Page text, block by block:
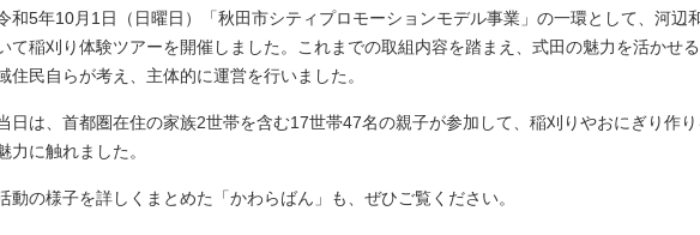
和5年10月1日（日曜日）「秋田市シティプロモーションモデル事業」の一環として、河辺
て稲刈り体験ツアーを開催しました。これまでの取組内容を踏まえ、式田の魅力を活かせ
住民自らが考え、主体的に運営を行いました。
日は、首都圏在住の家族2世帯を含む17世帯47名の親子が参加して、稲刈りやおにぎり作り
力に触れました。
動の様子を詳しくまとめた「かわらばん」も、ぜひご覧ください。